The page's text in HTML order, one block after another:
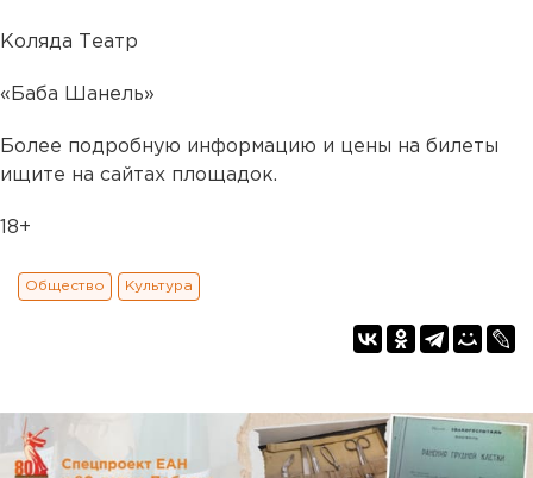
Коляда Театр
«Баба Шанель»
Более подробную информацию и цены на билеты
ищите на сайтах площадок.
18+
Общество Культура